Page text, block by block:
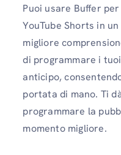
Puoi usare Buffer
YouTube Shorts in
migliore
di programmare i
anticipo,
portata di mano. Ti
programmare la
momento migliore.